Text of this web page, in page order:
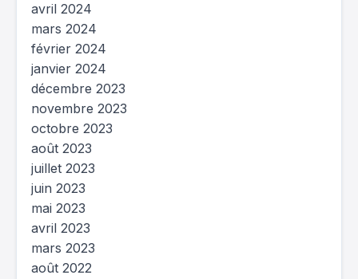
avril 2024
mars 2024
février 2024
janvier 2024
décembre 2023
novembre 2023
octobre 2023
août 2023
juillet 2023
juin 2023
mai 2023
avril 2023
mars 2023
août 2022